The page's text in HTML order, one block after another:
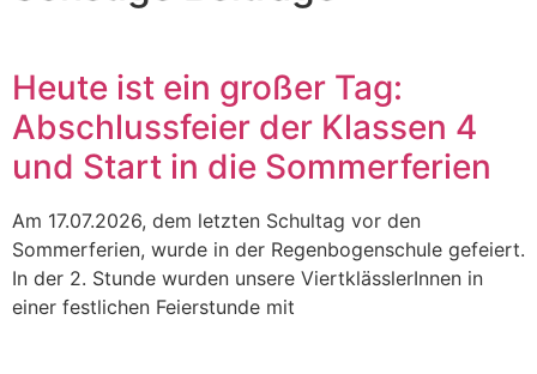
Heute ist ein großer Tag:
Abschlussfeier der Klassen 4
und Start in die Sommerferien
Am 17.07.2026, dem letzten Schultag vor den
Sommerferien, wurde in der Regenbogenschule gefeiert.
In der 2. Stunde wurden unsere ViertklässlerInnen in
einer festlichen Feierstunde mit